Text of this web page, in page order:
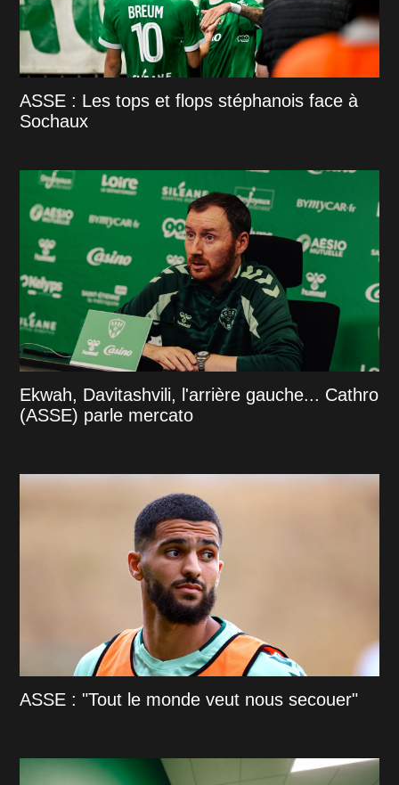
ASSE : Les tops et flops stéphanois face à
Sochaux
Ekwah, Davitashvili, l'arrière gauche... Cathro
(ASSE) parle mercato
ASSE : "Tout le monde veut nous secouer"